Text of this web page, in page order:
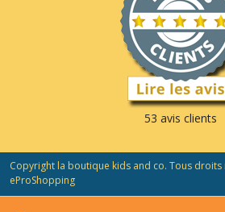
53 avis clients
Copyright la boutique kids and co. Tous droits
eProShopping